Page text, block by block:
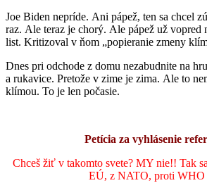
Joe Biden nepríde. Ani pápež, ten sa chcel
raz. Ale teraz je chorý. Ale pápež už vopred
list. Kritizoval v ňom „popieranie zmeny
Dnes pri odchode z domu nezabudnite na
a rukavice. Pretože v zime je zima. Ale to
klímou. To je len počasie.
Petícia za vyhlásenie
Chceš žiť v takomto svete? MY nie!! Tak
EÚ, z NATO, proti WHO